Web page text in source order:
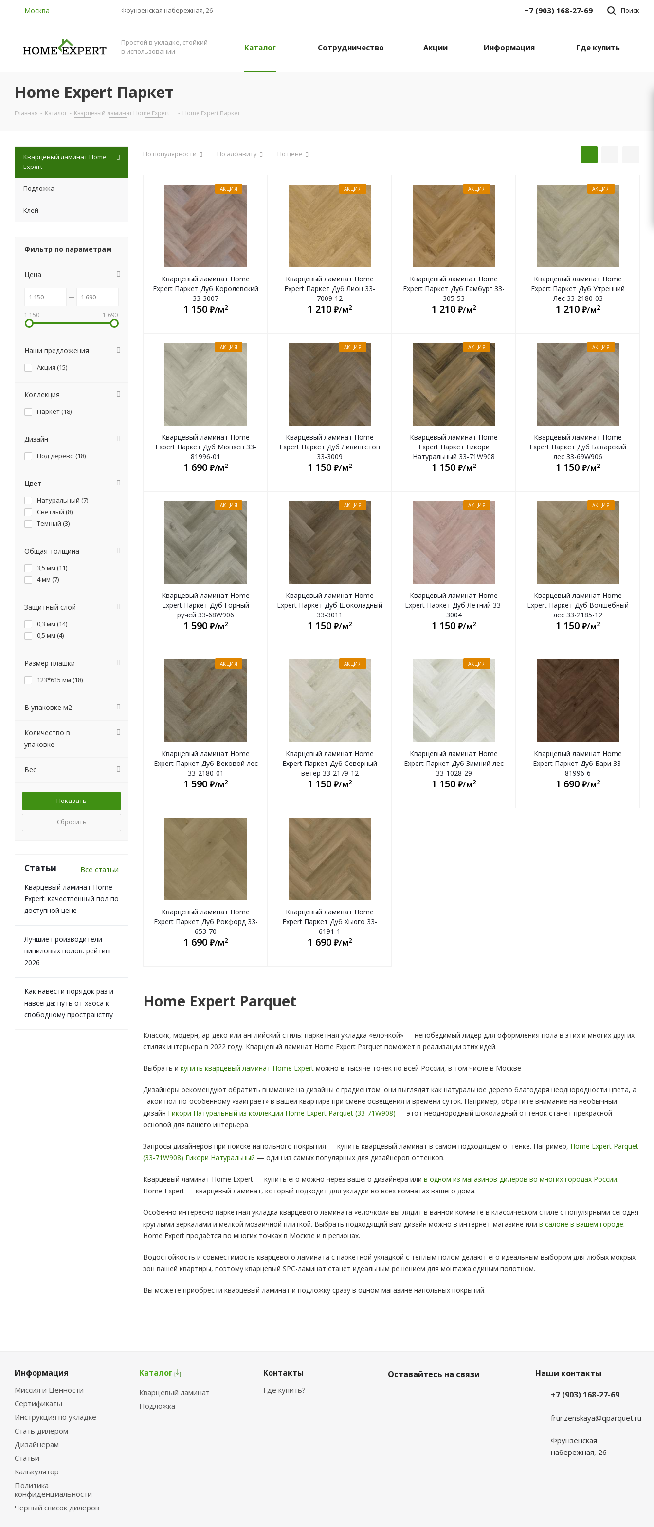
Москва Фрунзенская набережная, 26 Поиск
+7 (903) 168-27-69
Простой в укладке, стойкий
в использовании
Каталог Сотрудничество Акции Информация Где купить
Home Expert Паркет
Главная - Каталог - Кварцевый ламинат Home Expert - Home Expert Паркет
По популярности По алфавиту По цене
АКЦИЯ
Кварцевый ламинат Home
Expert Паркет Дуб Королевский
33-3007
1 150 ₽/м2
АКЦИЯ
Кварцевый ламинат Home
Expert Паркет Дуб Лион 33-
7009-12
1 210 ₽/м2
АКЦИЯ
Кварцевый ламинат Home
Expert Паркет Дуб Гамбург 33-
305-53
1 210 ₽/м2
АКЦИЯ
Кварцевый ламинат Home
Expert Паркет Дуб Утренний
Лес 33-2180-03
1 210 ₽/м2
АКЦИЯ
Кварцевый ламинат Home
Expert Паркет Дуб Мюнхен 33-
81996-01
1 690 ₽/м2
АКЦИЯ
Кварцевый ламинат Home
Expert Паркет Дуб Ливингстон
33-3009
1 150 ₽/м2
АКЦИЯ
Кварцевый ламинат Home
Expert Паркет Гикори
Натуральный 33-71W908
1 150 ₽/м2
АКЦИЯ
Кварцевый ламинат Home
Expert Паркет Дуб Баварский
лес 33-69W906
1 150 ₽/м2
АКЦИЯ
Кварцевый ламинат Home
Expert Паркет Дуб Горный
ручей 33-68W906
1 590 ₽/м2
АКЦИЯ
Кварцевый ламинат Home
Expert Паркет Дуб Шоколадный
33-3011
1 150 ₽/м2
АКЦИЯ
Кварцевый ламинат Home
Expert Паркет Дуб Летний 33-
3004
1 150 ₽/м2
АКЦИЯ
Кварцевый ламинат Home
Expert Паркет Дуб Волшебный
лес 33-2185-12
1 150 ₽/м2
АКЦИЯ
Кварцевый ламинат Home
Expert Паркет Дуб Вековой лес
33-2180-01
1 590 ₽/м2
АКЦИЯ
Кварцевый ламинат Home
Expert Паркет Дуб Северный
ветер 33-2179-12
1 150 ₽/м2
АКЦИЯ
Кварцевый ламинат Home
Expert Паркет Дуб Зимний лес
33-1028-29
1 150 ₽/м2
Кварцевый ламинат Home
Expert Паркет Дуб Бари 33-
81996-6
1 690 ₽/м2
Кварцевый ламинат Home
Expert Паркет Дуб Рокфорд 33-
653-70
1 690 ₽/м2
Кварцевый ламинат Home
Expert Паркет Дуб Хьюго 33-
6191-1
1 690 ₽/м2
Home Expert Parquet
Классик, модерн, ар-деко или английский стиль: паркетная укладка «ёлочкой» — непобедимый лидер для оформления пола в этих и многих других
стилях интерьера в 2022 году. Кварцевый ламинат Home Expert Parquet поможет в реализации этих идей.
Выбрать и купить кварцевый ламинат Home Expert можно в тысяче точек по всей России, в том числе в Москве
Дизайнеры рекомендуют обратить внимание на дизайны с градиентом: они выглядят как натуральное дерево благодаря неоднородности цвета, а
такой пол по-особенному «заиграет» в вашей квартире при смене освещения и времени суток. Например, обратите внимание на необычный
дизайн Гикори Натуральный из коллекции Home Expert Parquet (33-71W908) — этот неоднородный шоколадный оттенок станет прекрасной
основой для вашего интерьера.
Запросы дизайнеров при поиске напольного покрытия — купить кварцевый ламинат в самом подходящем оттенке. Например, Home Expert Parquet
(33-71W908) Гикори Натуральный — один из самых популярных для дизайнеров оттенков.
Кварцевый ламинат Home Expert — купить его можно через вашего дизайнера или в одном из магазинов-дилеров во многих городах России.
Home Expert — кварцевый ламинат, который подходит для укладки во всех комнатах вашего дома.
Особенно интересно паркетная укладка кварцевого ламината «ёлочкой» выглядит в ванной комнате в классическом стиле с популярными сегодня
круглыми зеркалами и мелкой мозаичной плиткой. Выбрать подходящий вам дизайн можно в интернет-магазине или в салоне в вашем городе.
Home Expert продаётся во многих точках в Москве и в регионах.
Водостойкость и совместимость кварцевого ламината с паркетной укладкой с теплым полом делают его идеальным выбором для любых мокрых
зон вашей квартиры, поэтому кварцевый SPC-ламинат станет идеальным решением для монтажа единым полотном.
Вы можете приобрести кварцевый ламинат и подложку сразу в одном магазине напольных покрытий.
Кварцевый ламинат Home
Expert
Подложка
Клей
Фильтр по параметрам
Цена
1 150 1 690
Наши предложения
Акция (15)
Коллекция
Паркет (18)
Дизайн
Под дерево (18)
Цвет
Натуральный (7)
Светлый (8)
Темный (3)
Общая толщина
3,5 мм (11)
4 мм (7)
Защитный слой
0,3 мм (14)
0,5 мм (4)
Размер плашки
123*615 мм (18)
В упаковке м2
Количество в
упаковке
Вес
Сбросить
Статьи Все статьи
Кварцевый ламинат Home
Expert: качественный пол по
доступной цене
Лучшие производители
виниловых полов: рейтинг
2026
Как навести порядок раз и
навсегда: путь от хаоса к
свободному пространству
Информация
Миссия и Ценности
Сертификаты
Инструкция по укладке
Стать дилером
Дизайнерам
Статьи
Калькулятор
Политика
конфиденциальности
Чёрный список дилеров
Каталог
Кварцевый ламинат
Подложка
Контакты
Где купить?
Оставайтесь на связи
Наши контакты
+7 (903) 168-27-69
frunzenskaya@qparquet.ru
Фрунзенская
набережная, 26